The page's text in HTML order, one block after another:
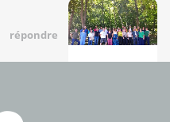
répondre